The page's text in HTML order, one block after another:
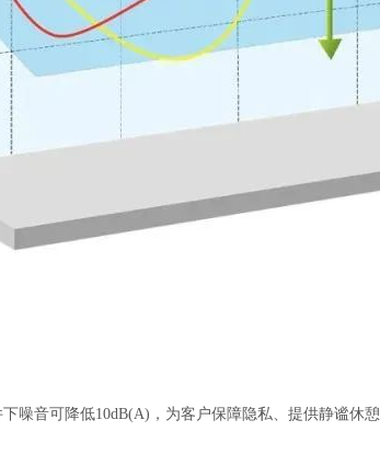
噪音可降低10dB(A)，为客户保障隐私、提供静谧休憩